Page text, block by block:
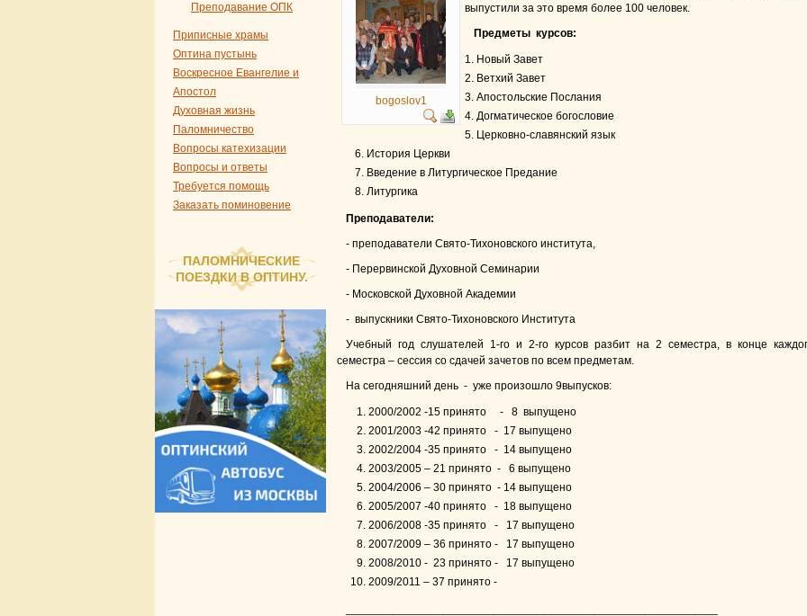
Преподавание ОПК
Приписные храмы
Оптина пустынь
Воскресное Евангелие и
Апостол
Духовная жизнь
Паломничество
Вопросы катехизации
Вопросы и ответы
Требуется помощь
Заказать поминовение
ПАЛОМНИЧЕСКИЕ
ПОЕЗДКИ В ОПТИНУ.
bogoslov1
выпустили за это время более 100 человек.
Предметы курсов:
1. Новый Завет
2. Ветхий Завет
3. Апостольские Послания
4. Догматическое богословие
5. Церковно-славянский язык
6. История Церкви
7. Введение в Литургическое Предание
8. Литургика
Преподаватели:
- преподаватели Свято-Тихоновского института,
- Перервинской Духовной Семинарии
- Московской Духовной Академии
- выпускники Свято-Тихоновского Института
Учебный год слушателей 1-го и 2-го курсов разбит на 2 семестра, в конце
семестра – сессия со сдачей зачетов по всем предметам.
На сегодняшний день - уже произошло 9выпусков:
2000/2002 -15 принято - 8 выпущено
2001/2003 -42 принято - 17 выпущено
2002/2004 -35 принято - 14 выпущено
2003/2005 – 21 принято - 6 выпущено
2004/2006 – 30 принято - 14 выпущено
2005/2007 -40 принято - 18 выпущено
2006/2008 -35 принято - 17 выпущено
2007/2009 – 36 принято - 17 выпущено
2008/2010 - 23 принято - 17 выпущено
2009/2011 – 37 принято -